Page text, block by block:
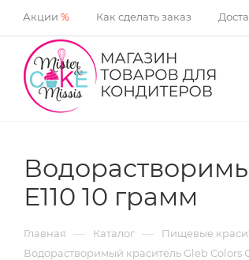
Акции % Как сделать заказ
Е110 10 грамм
Главная — Каталог — Пищевые
Водорастворимый краситель Gleb